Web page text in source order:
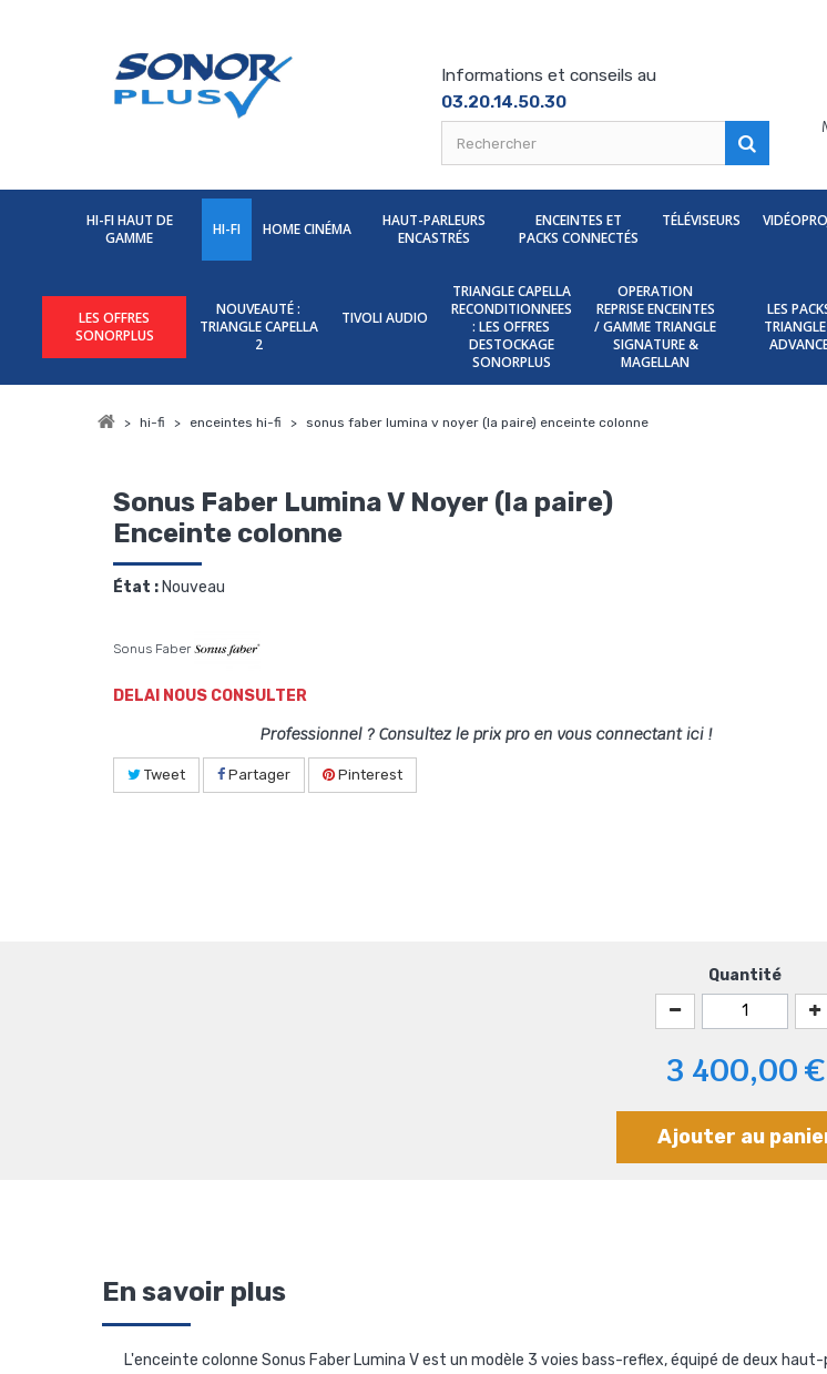
Informations et conseils au
03.20.14.50.30
HI-FI HAUT DE
GAMME
HI-FI HOME CINÉMA
HAUT-PARLEURS
ENCASTRÉS
ENCEINTES ET
PACKS CONNECTÉS
TÉLÉVISEURS
LES OFFRES
SONORPLUS
NOUVEAUTÉ :
TRIANGLE CAPELLA
2
TIVOLI AUDIO
TRIANGLE CAPELLA
RECONDITIONNEES
: LES OFFRES
DESTOCKAGE
SONORPLUS
OPERATION
REPRISE ENCEINTES
/ GAMME TRIANGLE
SIGNATURE &
MAGELLAN
LES
> hi-fi > enceintes hi-fi > sonus faber lumina v noyer (la paire) enceinte colonne
Sonus Faber Lumina V Noyer (la paire)
Enceinte colonne
État : Nouveau
Sonus Faber
DELAI NOUS CONSULTER
Professionnel ? Consultez le prix pro en vous connectant ici !
Tweet Partager Pinterest
Quantité
3 400,00 €
Ajouter au
En savoir plus
L'enceinte colonne Sonus Faber Lumina V est un modèle 3 voies bass-reflex, équipé de deux